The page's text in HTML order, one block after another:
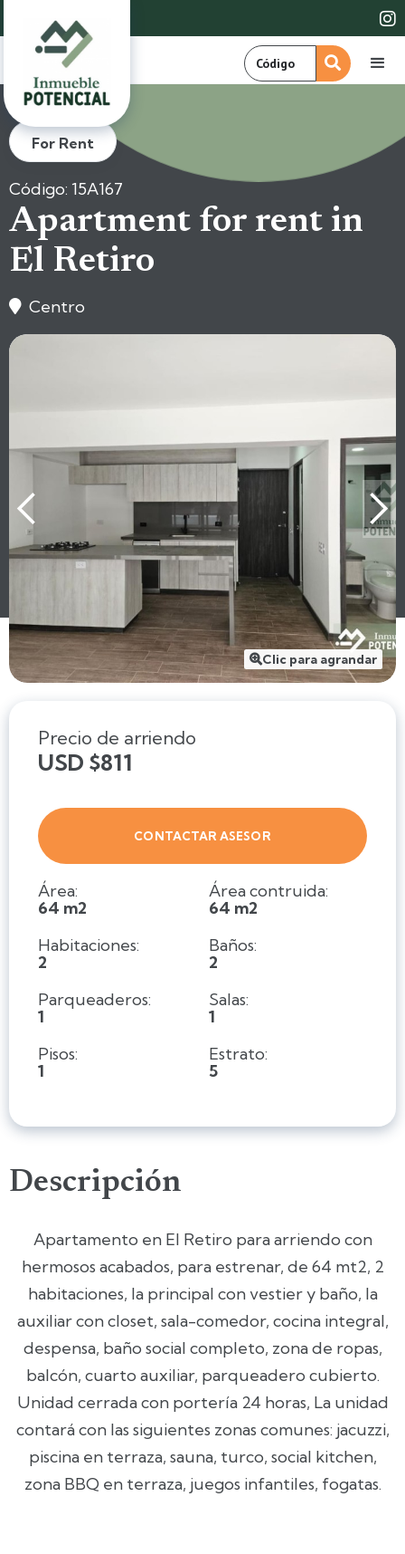

For Rent
Código: 15A167
Apartment for rent in
El Retiro
 Centro
Clic para agrandar
Precio de arriendo
USD $811
CONTACTAR ASESOR
Área:
64 m2
Área contruida:
64 m2
Habitaciones:
2
Baños:
2
Parqueaderos:
1
Salas:
1
Pisos:
1
Estrato:
5
Descripción
Apartamento en El Retiro para arriendo con
hermosos acabados, para estrenar, de 64 mt2, 2
habitaciones, la principal con vestier y baño, la
auxiliar con closet, sala-comedor, cocina integral,
despensa, baño social completo, zona de ropas,
balcón, cuarto auxiliar, parqueadero cubierto.
Unidad cerrada con portería 24 horas, La unidad
contará con las siguientes zonas comunes: jacuzzi,
piscina en terraza, sauna, turco, social kitchen,
zona BBQ en terraza, juegos infantiles, fogatas.